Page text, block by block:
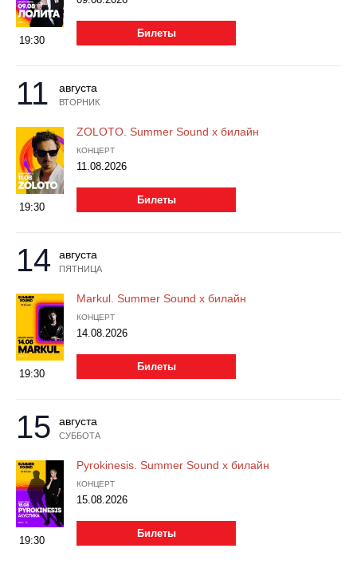
Металл
19:30
Билеты
11 ВТОРНИК
августа
19:30
ZOLOTO. Summer Sound х билайн
КОНЦЕРТ
11.08.2026
Билеты
14 ПЯТНИЦА
августа
19:30
Markul. Summer Sound х билайн
КОНЦЕРТ
14.08.2026
Билеты
15 СУББОТА
августа
19:30
Pyrokinesis. Summer Sound x билайн
КОНЦЕРТ
15.08.2026
Билеты